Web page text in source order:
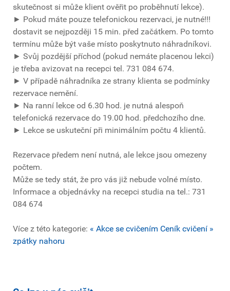
skutečnost si může klient ověřit po proběhnutí lekce).
► Pokud máte pouze telefonickou rezervaci, je nutné!!!
dostavit se nejpozději 15 min. před začátkem. Po tomto
termínu může být vaše místo poskytnuto náhradníkovi.
► Svůj pozdější příchod (pokud nemáte placenou lekci)
je třeba avizovat na recepci tel. 731 084 674.
► V případě náhradníka ze strany klienta se podmínky
rezervace nemění.
► Na ranní lekce od 6.30 hod. je nutná alespoň
telefonická rezervace do 19.00 hod. předchozího dne.
► Lekce se uskuteční při minimálním počtu 4 klientů.
Rezervace předem není nutná, ale lekce jsou omezeny
počtem.
Může se tedy stát, že pro vás již nebude volné místo.
Informace a objednávky na recepci studia na tel.: 731
084 674
Více z této kategorie: « Akce se cvičením Ceník cvičení »
zpátky nahoru